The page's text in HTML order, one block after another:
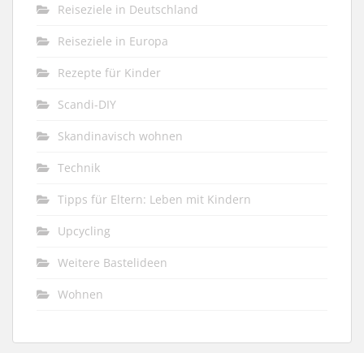
Reiseziele in Deutschland
Reiseziele in Europa
Rezepte für Kinder
Scandi-DIY
Skandinavisch wohnen
Technik
Tipps für Eltern: Leben mit Kindern
Upcycling
Weitere Bastelideen
Wohnen